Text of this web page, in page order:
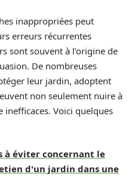
inappropriées peut
erreurs récurrentes
sont souvent à l’origine de
De nombreuses
leur jardin, adoptent
non seulement nuire à
inefficaces. Voici quelques
à éviter concernant le
d'un jardin dans une